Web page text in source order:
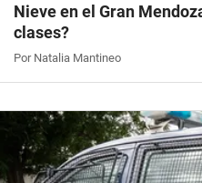
Nieve en el Gran
clases?
Por Natalia Mantineo